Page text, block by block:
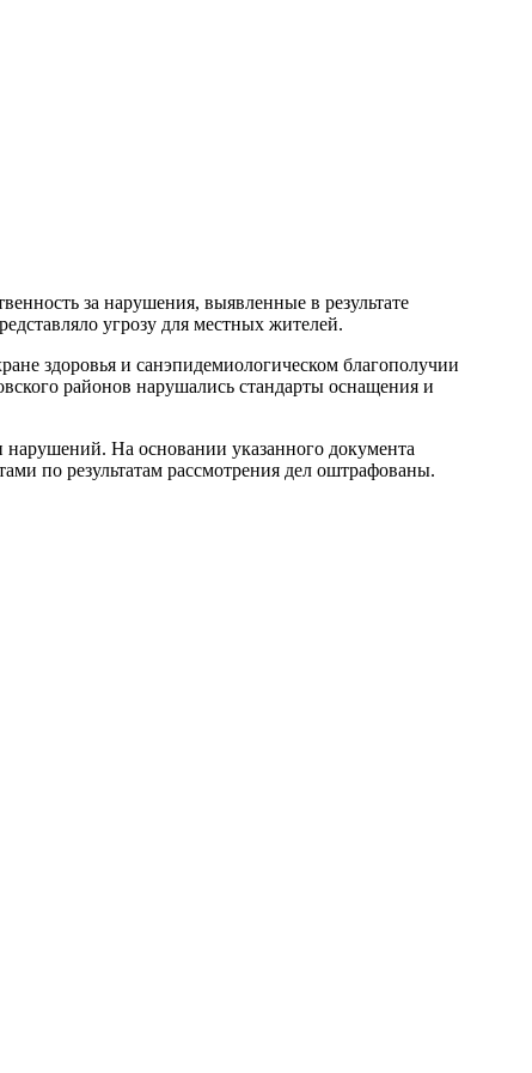
за нарушения, выявленные в результате
угрозу для местных жителей.
здоровья и санэпидемиологическом благополучии
районов нарушались стандарты оснащения и
На основании указанного документа
по результатам рассмотрения дел оштрафованы.